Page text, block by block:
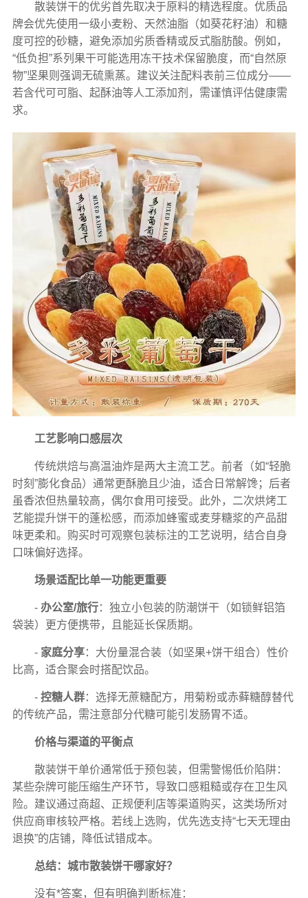
散装饼干的优劣首先取决于原料的精选程度。优质品
牌会优先使用一级小麦粉、天然油脂（如葵花籽油）和糖
度可控的砂糖，避免添加劣质香精或反式脂肪酸。例如，
“低负担”系列果干可能选用冻干技术保留脆度，而“自然原
物”坚果则强调无硫熏蒸。建议关注配料表前三位成分——
若含代可可脂、起酥油等人工添加剂，需谨慎评估健康需
求。
工艺影响口感层次
传统烘焙与高温油炸是两大主流工艺。前者（如“轻脆
时刻”膨化食品）通常更酥脆且少油，适合日常解馋；后者
虽香浓但热量较高，偶尔食用可接受。此外，二次烘烤工
艺能提升饼干的蓬松感，而添加蜂蜜或麦芽糖浆的产品甜
味更柔和。购买时可观察包装标注的工艺说明，结合自身
口味偏好选择。
场景适配比单一功能更重要
- 办公室/旅行：独立小包装的防潮饼干（如锁鲜铝箔
袋装）更方便携带，且能延长保质期。
- 家庭分享：大份量混合装（如坚果+饼干组合）性价
比高，适合聚会时搭配饮品。
- 控糖人群：选择无蔗糖配方，用菊粉或赤藓糖醇替代
的传统产品，需注意部分代糖可能引发肠胃不适。
价格与渠道的平衡点
散装饼干单价通常低于预包装，但需警惕低价陷阱：
某些杂牌可能压缩生产环节，导致口感粗糙或存在卫生风
险。建议通过商超、正规便利店等渠道购买，这类场所对
供应商审核较严格。若线上选购，优先选支持“七天无理由
退换”的店铺，降低试错成本。
总结：城市散装饼干哪家好？
没有*答案，但有明确判断标准：